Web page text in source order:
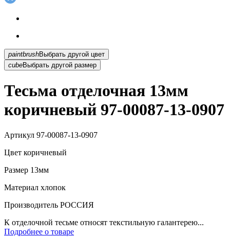
paintbrush
Выбрать другой цвет
cubeВыбрать другой размер
Тесьма отделочная 13мм
коричневый 97-00087-13-0907
Артикул 97-00087-13-0907
Цвет коричневый
Размер 13мм
Материал хлопок
Производитель РОССИЯ
К отделочной тесьме относят текстильную галантерею...
Подробнее о товаре